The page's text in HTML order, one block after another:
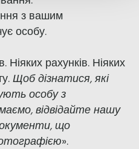
з вашим
особу.
Ніяких рахунків. Ніяких
Щоб дізнатися, які
особу з
відвідайте нашу
що
».